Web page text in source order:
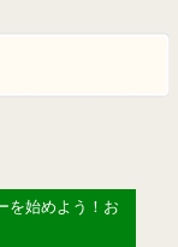
を始めよう！お